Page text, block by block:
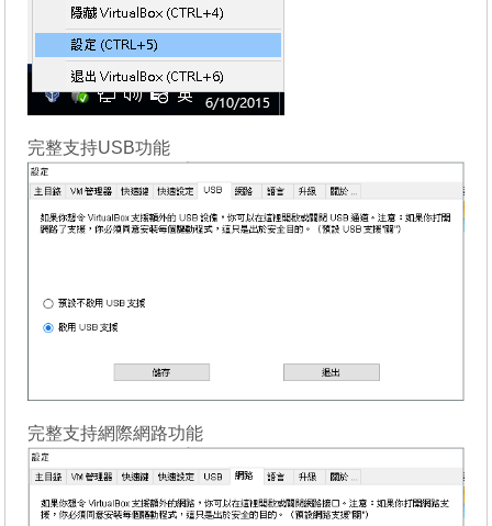
完整支持USB功能
完整支持網際網路功能